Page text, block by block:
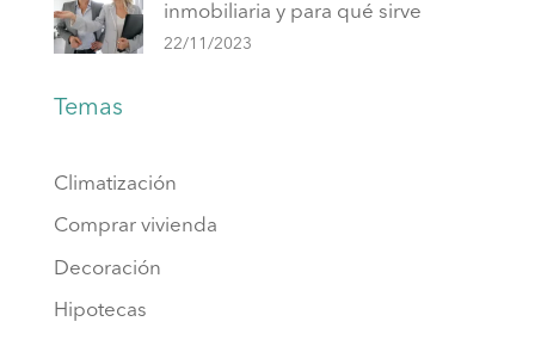
inmobiliaria y para qué sirve
22/11/2023
Temas
Climatización
Comprar vivienda
Decoración
Hipotecas